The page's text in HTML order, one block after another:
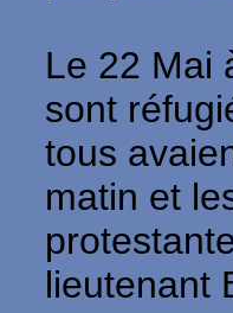
Le 22 Mai
sont
tous
matin et
lieutenant